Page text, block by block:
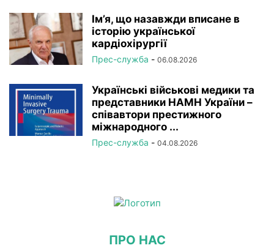
Ім’я, що назавжди вписане в
історію української
кардіохірургії
Прес-служба - 06.08.2026
Українські військові медики та
представники НАМН України –
співавтори престижного
міжнародного ...
Прес-служба - 04.08.2026
ПРО НАС